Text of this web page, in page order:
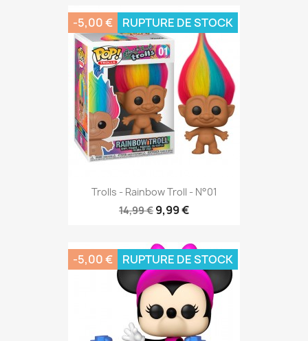
Trolls - Rainbow Troll - N°01
14,99 € 9,99 €
-5,00 € RUPTURE DE STOCK
-5,00 € RUPTURE DE STOCK